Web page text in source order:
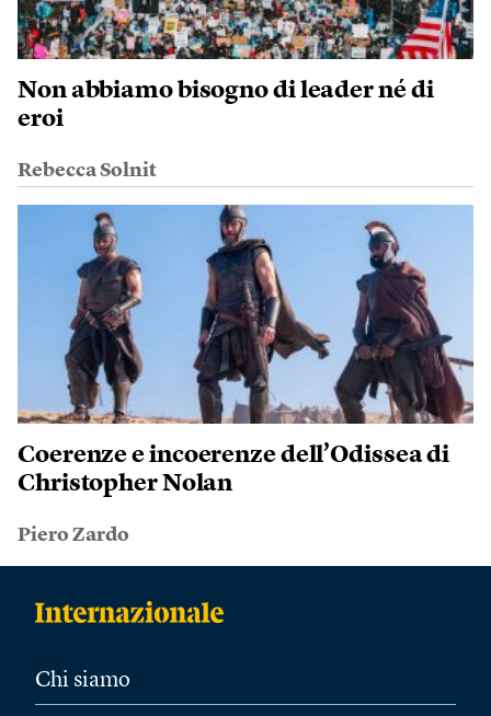
Non abbiamo bisogno di leader né di
eroi
Rebecca Solnit
Coerenze e incoerenze dell’Odissea di
Christopher Nolan
Piero Zardo
Chi siamo